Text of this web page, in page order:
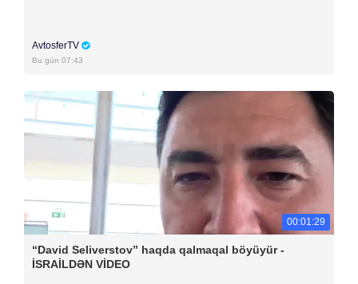
AvtosferTV
Bu gün 07:43
00:01:29
“David Seliverstov” haqda qalmaqal böyüyür -
İSRAİLDƏN VİDEO